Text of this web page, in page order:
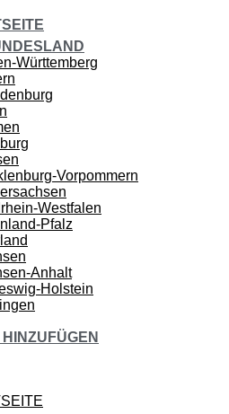
Württemberg
Vorpommern
Westfalen
Pfalz
Anhalt
Holstein